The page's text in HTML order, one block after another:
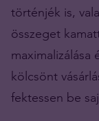
történjék is,
összeget
maximalizálása
kölcsönt
fektessen be